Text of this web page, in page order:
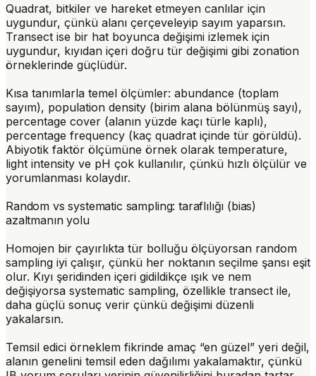
Quadrat, bitkiler ve hareket etmeyen canlılar için
uygundur, çünkü alanı çerçeveleyip sayım yaparsın.
Transect ise bir hat boyunca değişimi izlemek için
uygundur, kıyıdan içeri doğru tür değişimi gibi zonation
örneklerinde güçlüdür.
Kısa tanımlarla temel ölçümler: abundance (toplam
sayım), population density (birim alana bölünmüş sayı),
percentage cover (alanın yüzde kaçı türle kaplı),
percentage frequency (kaç quadrat içinde tür görüldü).
Abiyotik faktör ölçümüne örnek olarak temperature,
light intensity ve pH çok kullanılır, çünkü hızlı ölçülür ve
yorumlanması kolaydır.
Random vs systematic sampling: taraflılığı (bias)
azaltmanın yolu
Homojen bir çayırlıkta tür bolluğu ölçüyorsan random
sampling iyi çalışır, çünkü her noktanın seçilme şansı eşit
olur. Kıyı şeridinden içeri gidildikçe ışık ve nem
değişiyorsa systematic sampling, özellikle transect ile,
daha güçlü sonuç verir çünkü değişimi düzenli
yakalarsın.
Temsil edici örneklem fikrinde amaç “en güzel” yeri değil,
alanın genelini temsil eden dağılımı yakalamaktır, çünkü